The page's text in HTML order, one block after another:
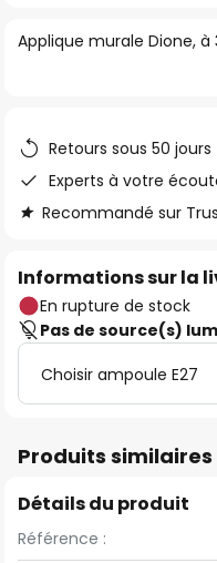
the
Applique murale Dione, à
Retours sous 50 jours
Experts à votre
Recommandé sur
Informations sur la
En rupture de stock
Pas de source(s)
Choisir ampoule E27
Produits similaires
Détails du produit
Référence :